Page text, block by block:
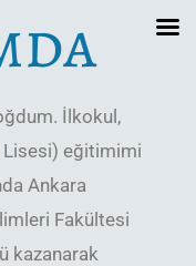
İlkokul,
eğitimimi
Ankara
Fakültesi
kazanarak